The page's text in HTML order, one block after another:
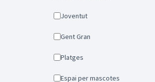
Joventut
Gent Gran
Platges
Espai per mascotes